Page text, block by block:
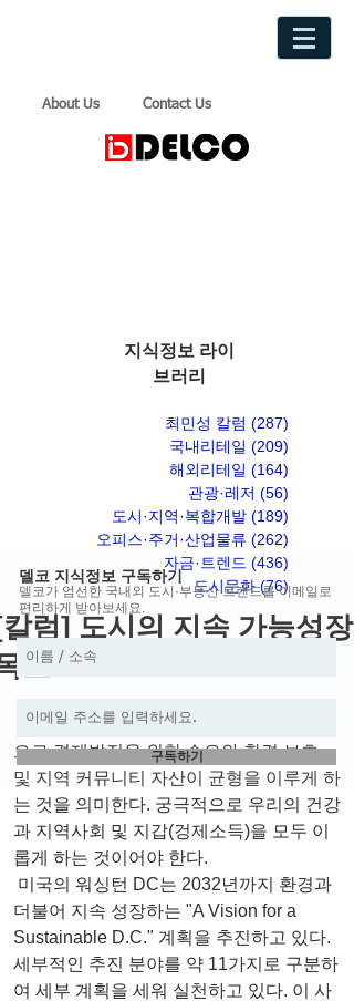
About Us Contact Us
지식정보 라이
브러리
최민성 칼럼 (287)
국내리테일 (209)
해외리테일 (164)
관광·레저 (56)
도시·지역·복합개발 (189)
오피스·주거·산업물류 (262)
자금·트렌드 (436)
도시문화 (76)게시물 76
럼] 도시의 지속 가능성장
표
으로 경제발전을 위한 수요와 환경 보호
및 지역 커뮤니티 자산이 균형을 이루게 하
는 것을 의미한다. 궁극적으로 우리의 건강
과 지역사회 및 지갑(겅제소득)을 모두 이
롭게 하는 것이어야 한다.
더불어 지속 성장하는 "A Vision for a
Sustainable D.C." 계획을 추진하고 있다.
세부적인 추진 분야를 약 11가지로 구분하
여 세부 계획을 세워 실천하고 있다. 이 사
델코 지식정보 구독하기
델코가 엄선한 국내외 도시·부동산 트렌드를 이메일로
편리하게 받아보세요.
구독하기